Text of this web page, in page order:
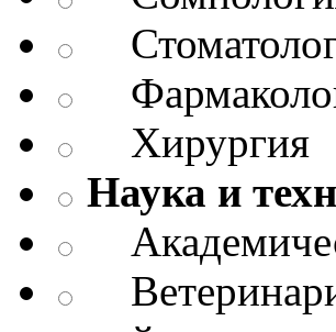
Хирургия
Наука и